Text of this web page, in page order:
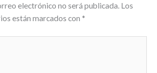
electrónico no será publicada. Los
están marcados con *